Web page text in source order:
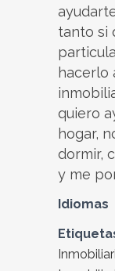
tanto si
hacerlo
quiero
hogar,
dormir,
y me
Idiomas